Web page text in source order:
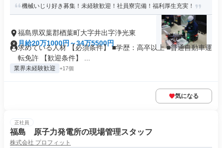
機械いじり好き募集！未経験歓迎！社員寮完備！福利厚生充実！
福島県双葉郡楢葉町大字井出字浄光東
月給20万1000円～34万5500円
求めている人材 【必須条件】 ■学歴：高卒以上 ■普通自動車運
転免許 【歓迎条件】 ...
業界未経験歓迎 +17個
気になる
正社員
福島 原子力発電所の現場管理スタッフ
株式会社 プロフィット